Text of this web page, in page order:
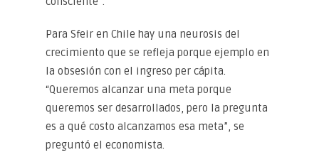
Para Sfeir en Chile hay una neurosis del
crecimiento que se refleja porque ejemplo en
la obsesión con el ingreso per cápita.
“Queremos alcanzar una meta porque
queremos ser desarrollados, pero la pregunta
es a qué costo alcanzamos esa meta”, se
preguntó el economista.